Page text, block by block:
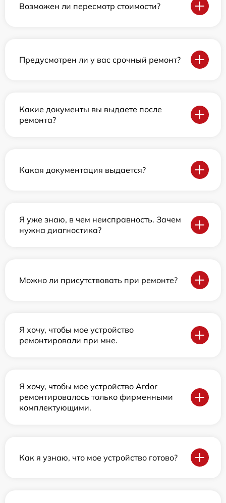
Возможен ли пересмотр стоимости?
Предусмотрен ли у вас срочный ремонт?
Какие документы вы выдаете после
ремонта?
Какая документация выдается?
Я уже знаю, в чем неисправность. Зачем
нужна диагностика?
Можно ли присутствовать при ремонте?
Я хочу, чтобы мое устройство
ремонтировали при мне.
Я хочу, чтобы мое устройство Ardor
ремонтировалось только фирменными
комплектующими.
Как я узнаю, что мое устройство готово?